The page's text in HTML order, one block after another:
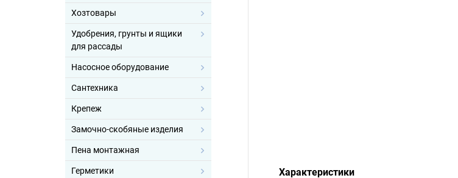
Хозтовары
Удобрения, грунты и ящики
для рассады
Насосное оборудование
Сантехника
Крепеж
Замочно-скобяные изделия
Пена монтажная
Герметики Характеристики